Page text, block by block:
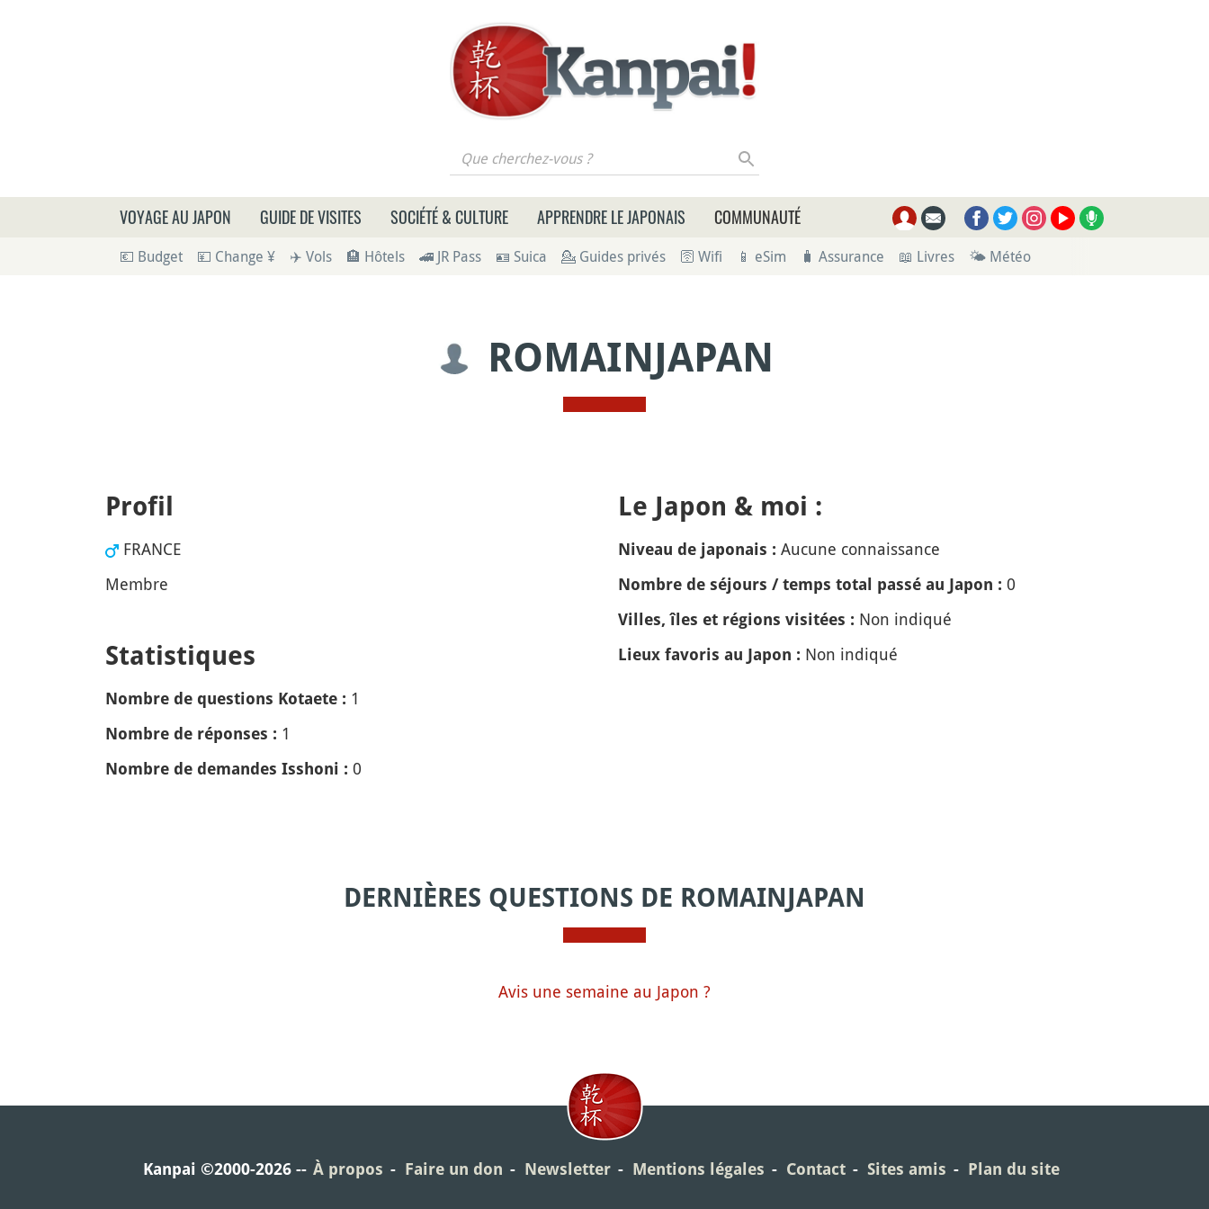
Que cherchez-vous ?
VOYAGE AU JAPON GUIDE DE VISITES SOCIÉTÉ & CULTURE APPRENDRE LE JAPONAIS COMMUNAUTÉ
💶 Budget 💴 Change ¥ ✈️ Vols 🏨 Hôtels 🚄 JR Pass 🪪 Suica 💁 Guides privés 🛜 Wifi 📱 eSim 🧳 Assurance 📖 Livres 🌤 Météo
ROMAINJAPAN
Profil
FRANCE
Membre
Statistiques
Nombre de questions Kotaete : 1
Nombre de réponses : 1
Nombre de demandes Isshoni : 0
Le Japon & moi :
Niveau de japonais : Aucune connaissance
Nombre de séjours / temps total passé au Japon : 0
Villes, îles et régions visitées : Non indiqué
Lieux favoris au Japon : Non indiqué
DERNIÈRES QUESTIONS DE ROMAINJAPAN
Avis une semaine au Japon ?
Kanpai ©2000-2026 À propos Faire un don Newsletter Mentions légales Contact Sites amis Plan du site